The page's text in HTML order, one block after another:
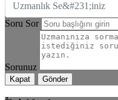
Uzmanlık Se&#231;iniz
Soru Sor
Sorunuz
Kapat Gönder